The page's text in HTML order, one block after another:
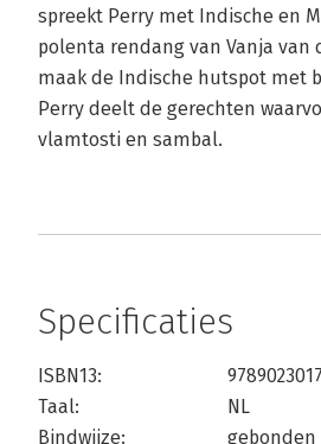
spreekt Perry met Indische en
polenta rendang van Vanja van
maak de Indische hutspot met
Perry deelt de gerechten
vlamtosti en sambal.
Specificaties
ISBN13:
Taal:
NL
Bindwijze:
gebonden